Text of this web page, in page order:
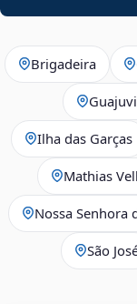
Brigadeira
Ilha das Garças
Mathias
Nossa Senhora
São